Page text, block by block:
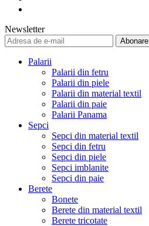
Newsletter
Abonare
Palarii
Palarii din fetru
Palarii din piele
Palarii din material textil
Palarii din paie
Palarii Panama
Sepci
Sepci din material textil
Sepci din fetru
Sepci din piele
Sepci imblanite
Sepci din paie
Berete
Bonete
Berete din material textil
Berete tricotate